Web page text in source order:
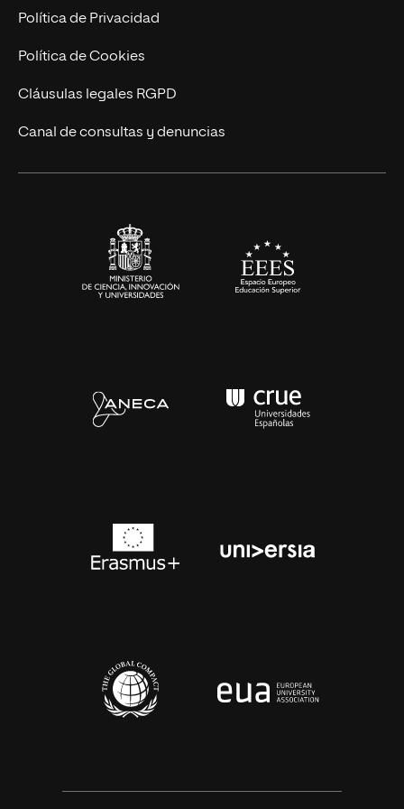
Postgrados
Cursos Universitarios
Trabaja en UNIR
Actualidad
UNIR Revista
Eventos
Política de Privacidad
Política de Cookies
Cláusulas legales RGPD
Canal de consultas y denuncias